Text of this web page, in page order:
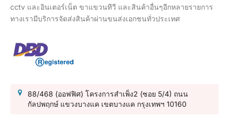
cctv และอินเตอร์เน็ต ขาแขวนทีวี และสินค้าอื่นๆอีกหลายรายการ
ทางเรามีบริการจัดส่งสินค้าผ่านขนส่งเอกชนทั่วประเทศ
88/468 (ออฟฟิศ) โครงการสำเพ็ง2 (ซอย 5/4) ถนน
กัลปพฤกษ์ แขวงบางแค เขตบางแค กรุงเทพฯ 10160